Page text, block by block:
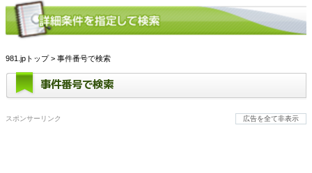
981.jpトップ> 事件番号で検索
事件番号で検索
スポンサーリンク 広告を全て非表示